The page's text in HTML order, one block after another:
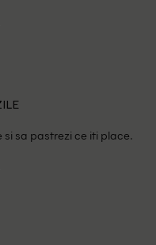
si sa pastrezi ce iti place.